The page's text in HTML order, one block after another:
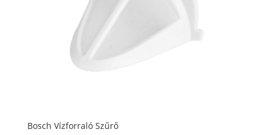
Bosch Vízforraló Szűrő